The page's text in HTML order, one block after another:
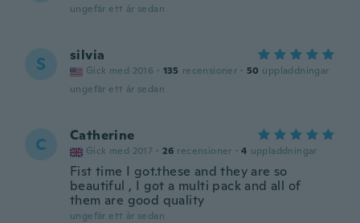
ungefär ett år sedan
S silvia
Gick med 2016 · 135 recensioner · 50 uppladdningar
ungefär ett år sedan
C Catherine
Gick med 2017 · 26 recensioner · 4 uppladdningar
Fist time I got.these and they are so
beautiful , I got a multi pack and all of
them are good quality
ungefär ett år sedan